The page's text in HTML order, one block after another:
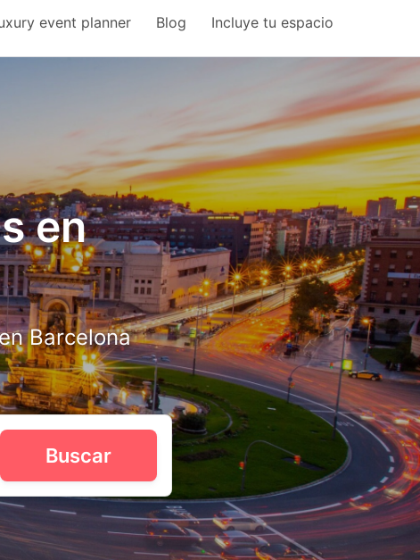
event planner Blog Incluye tu espacio
en
Barcelona
Buscar